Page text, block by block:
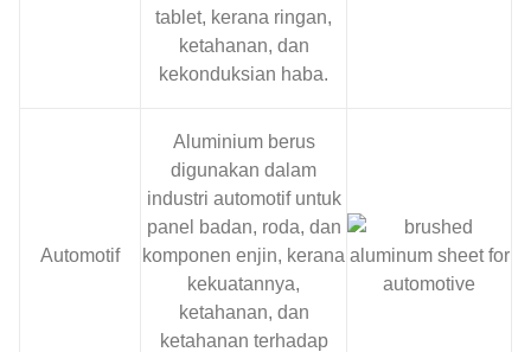
tablet, kerana ringan,
ketahanan, dan
kekonduksian haba.
Automotif
Aluminium berus
digunakan dalam
industri automotif untuk
panel badan, roda, dan
komponen enjin, kerana
kekuatannya,
ketahanan, dan
ketahanan terhadap